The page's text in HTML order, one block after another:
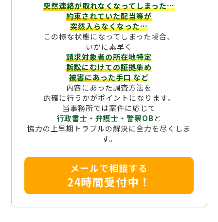
突然連絡が取れなくなってしまった…
約束されていた配当等が
突然入らなくなった…
この様な状態になってしまった場合、
いかに素早く
請求対象者の所在地特定
訴訟にむけての証拠集め
被害にあった手口など
内容にあった調査方法を
的確に行うかがポイントになります。
当事務所では案件に応じて
行政書士・弁護士・警察OBと
協力の上早期トラブルの解決に全力を尽くしま
す。
メールで相談する
24時間受付中！